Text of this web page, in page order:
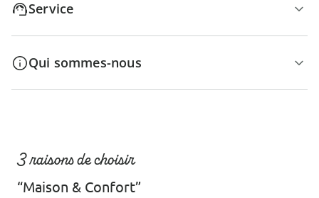
Service
Qui sommes-nous
3 raisons de choisir
“Maison & Confort”